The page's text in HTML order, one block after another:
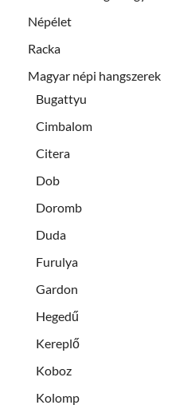
Népélet
Racka
Magyar népi hangszerek
Bugattyu
Cimbalom
Citera
Dob
Doromb
Duda
Furulya
Gardon
Hegedű
Kereplő
Koboz
Kolomp